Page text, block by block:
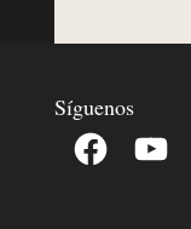
Síguenos
Facebook YouTube